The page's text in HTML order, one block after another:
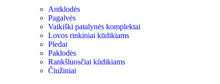
Antklodės
Pagalvės
Vaikiški patalynės komplektai
Lovos rinkiniai kūdikiams
Pledai
Paklodės
Rankšluosčiai kūdikiams
Čiužiniai